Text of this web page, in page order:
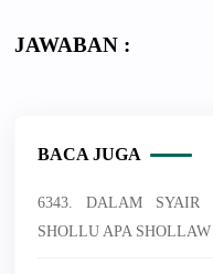
JAWABAN :
BACA JUGA
6343. DALAM SYAIR
SHOLLU APA SHOLLAW